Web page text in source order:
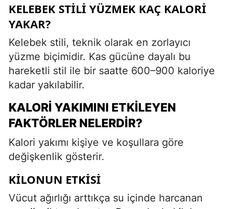
KELEBEK STILI YÜZMEK KAÇ KALORI
YAKAR?
Kelebek stili, teknik olarak en zorlayıcı
yüzme biçimidir. Kas gücüne dayalı bu
hareketli stil ile bir saatte 600–900 kaloriye
kadar yakılabilir.
KALORI YAKIMINI ETKILEYEN
FAKTÖRLER NELERDIR?
Kalori yakımı kişiye ve koşullara göre
değişkenlik gösterir.
KILONUN ETKISI
Vücut ağırlığı arttıkça su içinde harcanan